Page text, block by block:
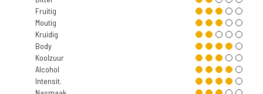
Fruitig
Moutig
Kruidig
Body
Koolzuur
Alcohol
Intensit.